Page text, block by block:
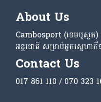
About Us
Cambosport (ខេមបូស្ពត
អន្តរជាតិ សម្រាប់អ្នកស្នេហា
Contact Us
017 861 110 / 070 323